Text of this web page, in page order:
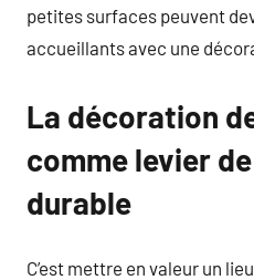
petites surfaces peuvent
accueillants avec une
La décoration
comme levier
durable
C’est mettre en valeur un